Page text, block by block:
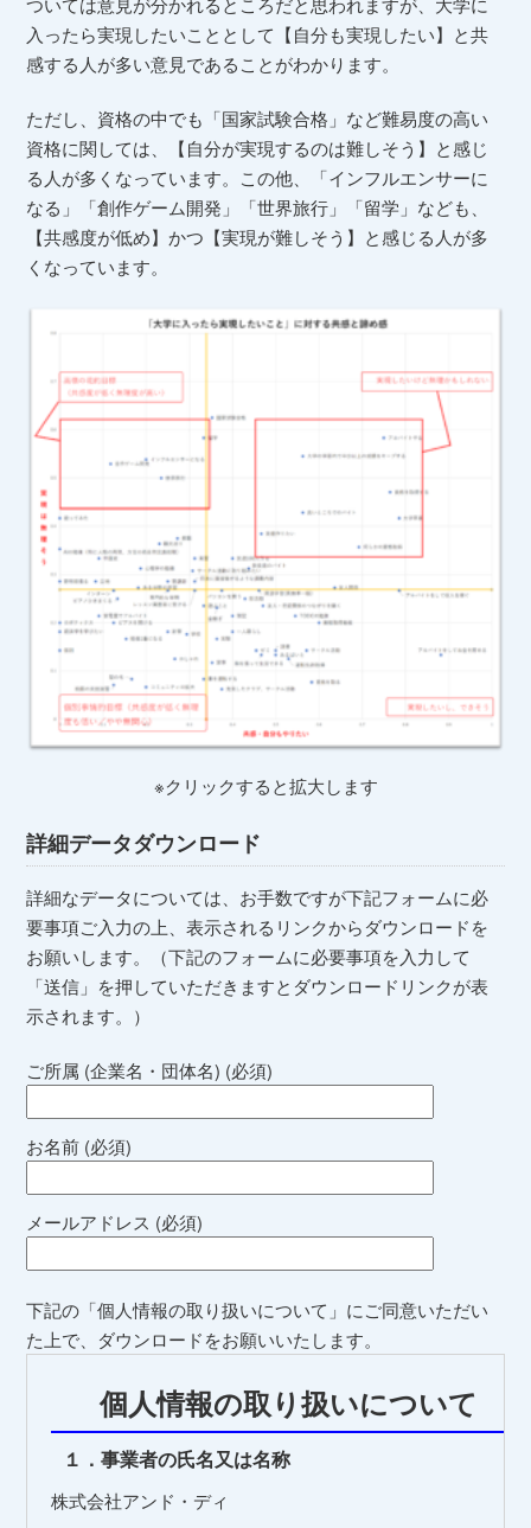
入ったら実現したいこととして【自分も実現したい】と共
感する人が多い意見であることがわかります。
ただし、資格の中でも「国家試験合格」など難易度の高い
資格に関しては、【自分が実現するのは難しそう】と感じ
る人が多くなっています。この他、「インフルエンサーに
なる」「創作ゲーム開発」「世界旅行」「留学」なども、
【共感度が低め】かつ【実現が難しそう】と感じる人が多
くなっています。
※クリックすると拡大します
詳細データダウンロード
詳細なデータについては、お手数ですが下記フォームに必
要事項ご入力の上、表示されるリンクからダウンロードを
お願いします。（下記のフォームに必要事項を入力して
「送信」を押していただきますとダウンロードリンクが表
示されます。）
ご所属 (企業名・団体名) (必須)
お名前 (必須)
メールアドレス (必須)
下記の「個人情報の取り扱いについて」にご同意いただい
た上で、ダウンロードをお願いいたします。
個人情報の取り扱いについて
１．事業者の氏名又は名称
株式会社アンド・ディ